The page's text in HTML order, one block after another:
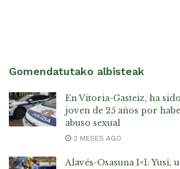
Gomendatutako albisteak
En Vitoria-Gasteiz, ha
joven de 25 años por
abuso sexual
2 MESES AGO
Alavés-Osasuna 1×1: